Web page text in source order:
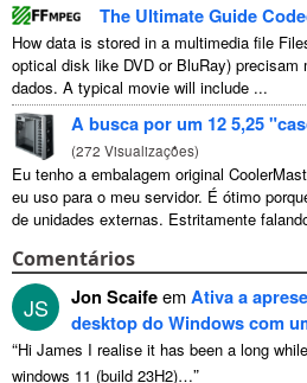
The Ultimate Guide
How data is stored in a multimedia file
optical disk like DVD or BluRay) precisam
dados. A typical movie will include ...
A busca por um 12 5,25
(272 Visualizações)
Eu tenho a embalagem original
eu uso para o meu servidor. É ótimo
de unidades externas. Estritamente
Comentários
JS Jon ScaifeemAtiva a
desktop do Windows com
“Hi James I realise it has been a long while
windows 11 (build 23H2)…”